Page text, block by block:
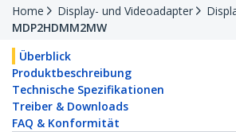
Home Display- und Videoadapter
MDP2HDMM2MW
Überblick
Produktbeschreibung
Technische Spezifikationen
Treiber & Downloads
FAQ & Konformität